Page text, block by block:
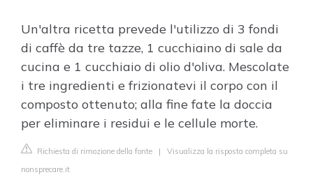
Un'altra ricetta prevede l'utilizzo di 3 fondi
di caffè da tre tazze, 1 cucchiaino di sale da
cucina e 1 cucchiaio di olio d'oliva. Mescolate
i tre ingredienti e frizionatevi il corpo con il
composto ottenuto; alla fine fate la doccia
per eliminare i residui e le cellule morte.
Richiesta di rimozione della fonte | Visualizza la risposta completa su
nonsprecare.it